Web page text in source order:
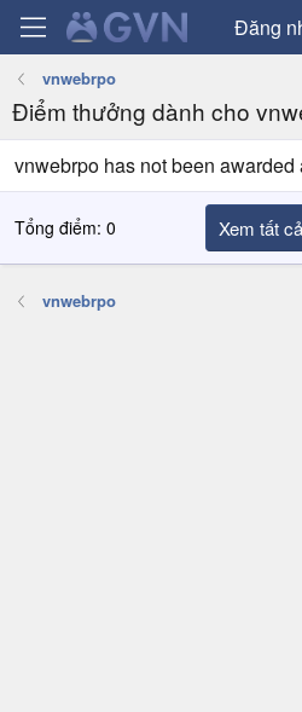
Đăng
vnwebrpo
Điểm thưởng dành cho
vnwebrpo has not been awarded
Tổng điểm: 0 Xem tất
vnwebrpo